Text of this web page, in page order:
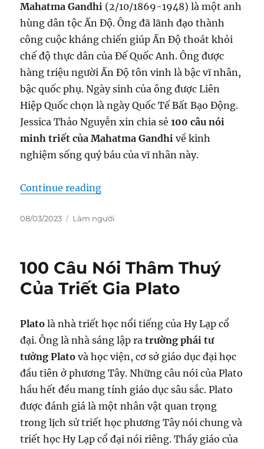
Mahatma Gandhi (2/10/1869-1948) là một anh
hùng dân tộc Ấn Độ. Ông đã lãnh đạo thành
công cuộc kháng chiến giúp Ấn Độ thoát khỏi
chế độ thực dân của Đế Quốc Anh. Ông được
hàng triệu người Ấn Độ tôn vinh là bậc vĩ nhân,
bậc quốc phụ. Ngày sinh của ông được Liên
Hiệp Quốc chọn là ngày Quốc Tế Bất Bạo Động.
Jessica Thảo Nguyễn xin chia sẻ100 câu nói
minh triết của Mahatma Gandhivề kinh
nghiệm sống quý báu của vĩ nhân này.
Continue reading“100 Câu Nói Minh Triết Của
Posted
08/03/2023 Categories
Làm người
100 Câu Nói Thâm Thuý
Của Triết Gia Plato
Plato là nhà triết học nổi tiếng của Hy Lạp cổ
đại. Ông là nhà sáng lập ratrường phái tư
tưởng Plato và học viện, cơ sở giáo dục đại học
đầu tiên ở phương Tây. Những câu nói của Plato
hầu hết đều mang tính giáo dục sâu sắc. Plato
được đánh giá là một nhân vật quan trọng
trong lịch sử triết học phương Tây nói chung và
triết học Hy Lạp cổ đại nói riêng. Thầy giáo của